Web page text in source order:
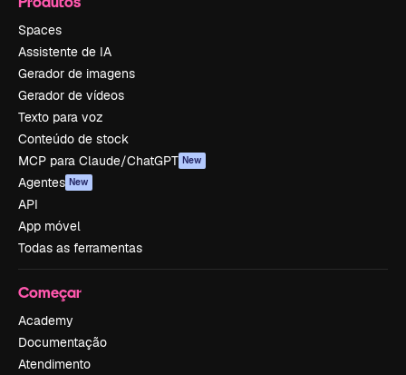
Spaces
Assistente de IA
Gerador de imagens
Gerador de vídeos
Texto para voz
Conteúdo de stock
MCP para Claude/ChatGPT New
Agentes New
API
App móvel
Todas as ferramentas
Começar
Academy
Documentação
Atendimento